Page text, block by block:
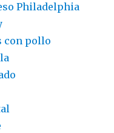
Philadelphia
con pollo